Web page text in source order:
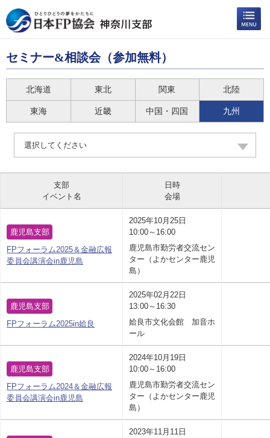
セミナー&相談会（参加無料）
北海道 東北 関東 北陸
東海 近畿 中国・四国 九州
選択してください
支部
イベント名
日時
会場
鹿児島支部
FPフォーラム2025＆金融広報
委員会講演会in鹿児島
2025年10月25日
10:00～16:00
鹿児島市勤労者交流セン
ター（よかセンター鹿児
島）
鹿児島支部
FPフォーラム2025in姶良
2025年02月22日
13:00～16:30
姶良市文化会館 加音ホ
ール
鹿児島支部
FPフォーラム2024＆金融広報
委員会講演会in鹿児島
2024年10月19日
10:00～16:00
鹿児島市勤労者交流セン
ター（よかセンター鹿児
島）
2023年11月11日